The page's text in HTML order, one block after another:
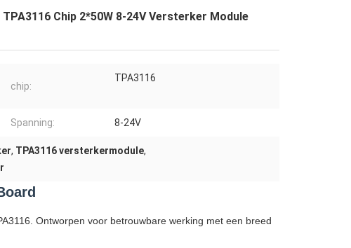
Chip 2*50W 8-24V Versterker Module
chip:
TPA3116
Spanning: 8-24V
, TPA3116 versterkermodule,
Ontworpen voor betrouwbare werking met een breed